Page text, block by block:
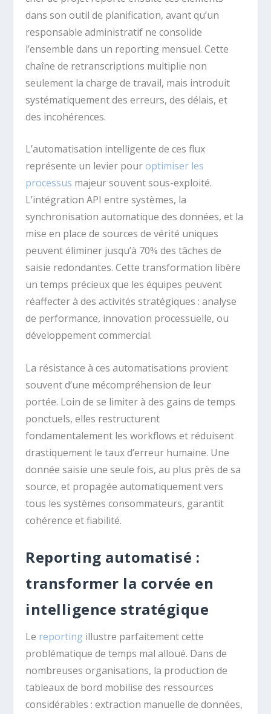
dans son outil de planification, avant qu’un
responsable administratif ne consolide
l’ensemble dans un reporting mensuel. Cette
chaîne de retranscriptions multiplie non
seulement la charge de travail, mais introduit
systématiquement des erreurs, des délais, et
des incohérences.
L’automatisation intelligente de ces flux
représente un levier pouroptimiser les
processus majeur souvent sous-exploité.
L’intégration API entre systèmes, la
synchronisation automatique des données, et la
mise en place de sources de vérité uniques
peuvent éliminer jusqu’à 70% des tâches de
saisie redondantes. Cette transformation libère
un temps précieux que les équipes peuvent
réaffecter à des activités stratégiques : analyse
de performance, innovation processuelle, ou
développement commercial.
La résistance à ces automatisations provient
souvent d’une mécompréhension de leur
portée. Loin de se limiter à des gains de temps
ponctuels, elles restructurent
fondamentalement les workflows et réduisent
drastiquement le taux d’erreur humaine. Une
donnée saisie une seule fois, au plus près de sa
source, et propagée automatiquement vers
tous les systèmes consommateurs, garantit
cohérence et fiabilité.
Reporting automatisé :
transformer la corvée en
intelligence stratégique
Le reporting illustre parfaitement cette
problématique de temps mal alloué. Dans de
nombreuses organisations, la production de
tableaux de bord mobilise des ressources
considérables : extraction manuelle de données,